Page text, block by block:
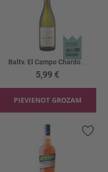
Baltv. El Campo Chardonnay 13%
5,99 €
PIEVIENOT GROZAM
Pievienot vēlmju sarakstam